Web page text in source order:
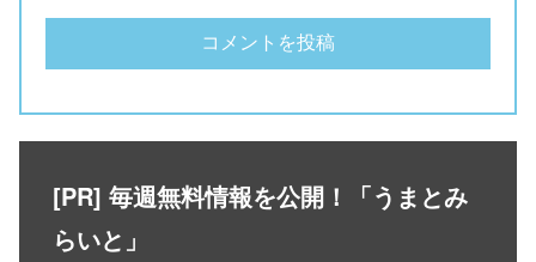
[PR] 毎週無料情報を公開！「うまとみ
らいと」